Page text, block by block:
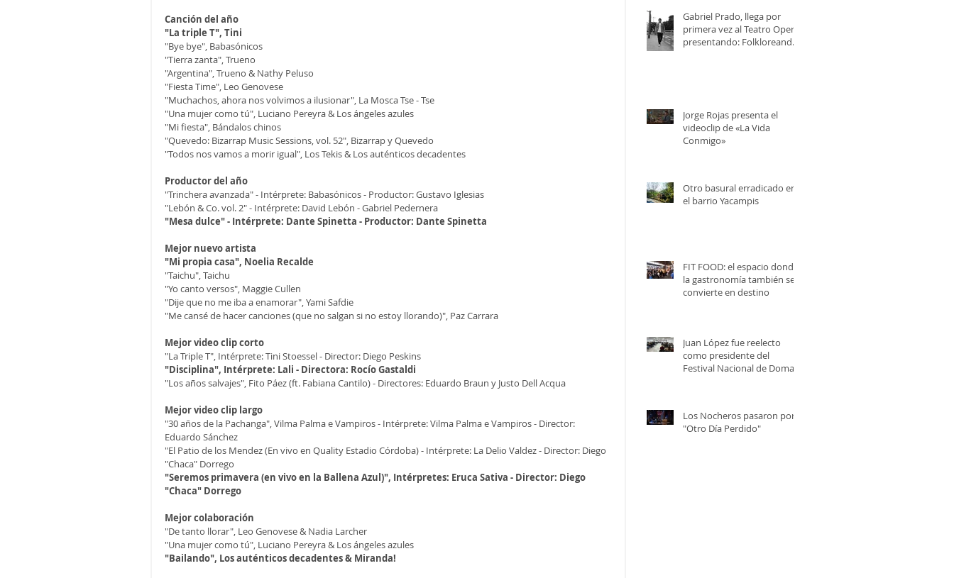
Canción del año
"La triple T", Tini
"Bye bye", Babasónicos
"Tierra zanta", Trueno
"Argentina", Trueno & Nathy Peluso
"Fiesta Time", Leo Genovese
"Muchachos, ahora nos volvimos a ilusionar", La Mosca Tse - Tse
"Una mujer como tú", Luciano Pereyra & Los ángeles azules
"Mi fiesta", Bándalos chinos
"Quevedo: Bizarrap Music Sessions, vol. 52", Bizarrap y Quevedo
"Todos nos vamos a morir igual", Los Tekis & Los auténticos decadentes
Productor del año
"Trinchera avanzada" - Intérprete: Babasónicos - Productor: Gustavo Iglesias
"Lebón & Co. vol. 2" - Intérprete: David Lebón - Gabriel Pedernera
"Mesa dulce" - Intérprete: Dante Spinetta - Productor: Dante Spinetta
Mejor nuevo artista
"Mi propia casa", Noelia Recalde
"Taichu", Taichu
"Yo canto versos", Maggie Cullen
"Dije que no me iba a enamorar", Yami Safdie
"Me cansé de hacer canciones (que no salgan si no estoy llorando)", Paz Carrara
Mejor video clip corto
"La Triple T", Intérprete: Tini Stoessel - Director: Diego Peskins
"Disciplina", Intérprete: Lali - Directora: Rocío Gastaldi
"Los años salvajes", Fito Páez (ft. Fabiana Cantilo) - Directores: Eduardo Braun y Justo Dell Acqua
Mejor video clip largo
"30 años de la Pachanga", Vilma Palma e Vampiros - Intérprete: Vilma Palma e Vampiros - Director:
Eduardo Sánchez
"El Patio de los Mendez (En vivo en Quality Estadio Córdoba) - Intérprete: La Delio Valdez - Director: Diego
"Chaca" Dorrego
"Seremos primavera (en vivo en la Ballena Azul)", Intérpretes: Eruca Sativa - Director: Diego
"Chaca" Dorrego
Mejor colaboración
"De tanto llorar", Leo Genovese & Nadia Larcher
"Una mujer como tú", Luciano Pereyra & Los ángeles azules
"Bailando", Los auténticos decadentes & Miranda!
Gabriel Prado, llega por
primera vez al Teatro Opera,
presentando: Folkloreando
Jorge Rojas presenta el
videoclip de «La Vida
Conmigo»
Otro basural erradicado en
el barrio Yacampis
FIT FOOD: el espacio donde
la gastronomía también se
convierte en destino
Juan López fue reelecto
como presidente del
Festival Nacional de Doma y
Los Nocheros pasaron por
"Otro Día Perdido"